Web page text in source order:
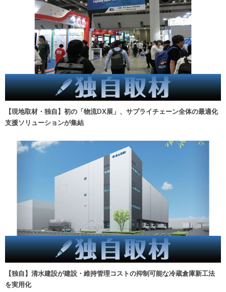
【現地取材・独自】初の「物流DX展」、サプライチェーン全体の最適化
支援ソリューションが集結
【独自】清水建設が建設・維持管理コストの抑制可能な冷蔵倉庫新工法
を実用化